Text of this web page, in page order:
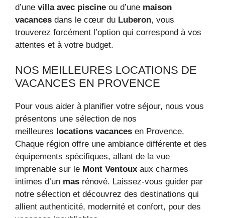
d’une villa avec piscine ou d’une maison
vacances dans le cœur du Luberon, vous
trouverez forcément l’option qui correspond à vos
attentes et à votre budget.
NOS MEILLEURES LOCATIONS DE
VACANCES EN PROVENCE
Pour vous aider à planifier votre séjour, nous vous
présentons une sélection de nos
meilleures locations vacances en Provence.
Chaque région offre une ambiance différente et des
équipements spécifiques, allant de la vue
imprenable sur le Mont Ventoux aux charmes
intimes d’un mas rénové. Laissez-vous guider par
notre sélection et découvrez des destinations qui
allient authenticité, modernité et confort, pour des